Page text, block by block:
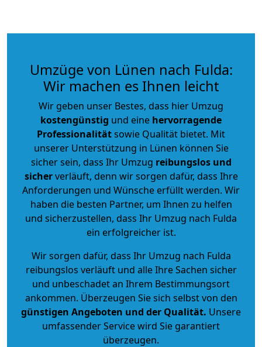
Umzüge von Lünen nach Fulda:
Wir machen es Ihnen leicht
Wir geben unser Bestes, dass hier Umzug
kostengünstig und eine hervorragende
Professionalitätsowie Qualität bietet. Mit
unserer Unterstützung in Lünen können Sie
sicher sein, dass Ihr Umzug reibungslos und
sicherverläuft, denn wir sorgen dafür, dass Ihre
Anforderungen und Wünsche erfüllt werden. Wir
haben die besten Partner, um Ihnen zu helfen
und sicherzustellen, dass Ihr Umzug nach Fulda
ein erfolgreicher ist.
Wir sorgen dafür, dass Ihr Umzug nach Fulda
reibungslos verläuft und alle Ihre Sachen sicher
und unbeschadet an Ihrem Bestimmungsort
ankommen. Überzeugen Sie sich selbst von den
günstigen Angeboten und der Qualität. Unsere
umfassender Service wird Sie garantiert
überzeugen.